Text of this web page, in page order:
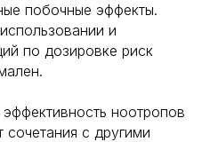
побочные эффекты.
и
по дозировке риск
ноотропов
с другими